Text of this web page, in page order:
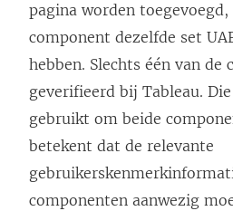
pagina worden
component dezelfde set
hebben. Slechts één van
geverifieerd bij Tableau.
gebruikt om beide
betekent dat de relevante
componenten aanwezig